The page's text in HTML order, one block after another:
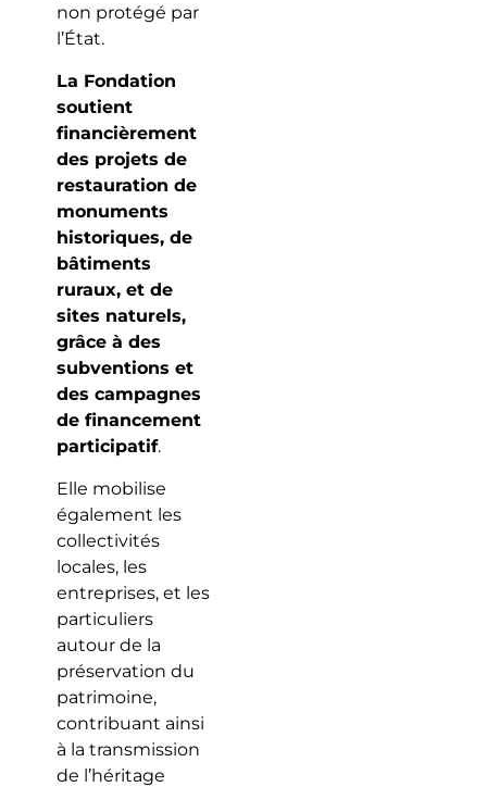
non protégé par
l’État.
La Fondation
soutient
financièrement
des projets de
restauration de
monuments
historiques, de
bâtiments
ruraux, et de
sites naturels,
grâce à des
subventions et
des campagnes
de financement
participatif.
Elle mobilise
également les
collectivités
locales, les
entreprises, et les
particuliers
autour de la
préservation du
patrimoine,
contribuant ainsi
à la transmission
de l’héritage